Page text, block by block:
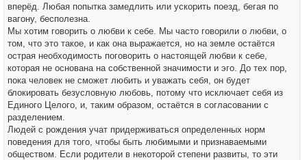
вперёд. Любая попытка замедлить или ускорить поезд, бегая по
вагону, бесполезна.
Мы хотим говорить о любви к себе. Мы часто говорили о любви, о
том, что это такое, и как она выражается, но на земле остаётся
острая необходимость поговорить о настоящей любви к себе,
которая не основана на собственной значимости и эго. До тех пор,
пока человек не сможет любить и уважать себя, он будет
блокировать безусловную любовь, потому что исключает себя из
Единого Целого, и, таким образом, остаётся в согласовании с
разделением.
Людей с рождения учат придерживаться определенных норм
поведения для того, чтобы быть любимыми и признаваемыми
обществом. Если родители в некоторой степени развиты, то эти